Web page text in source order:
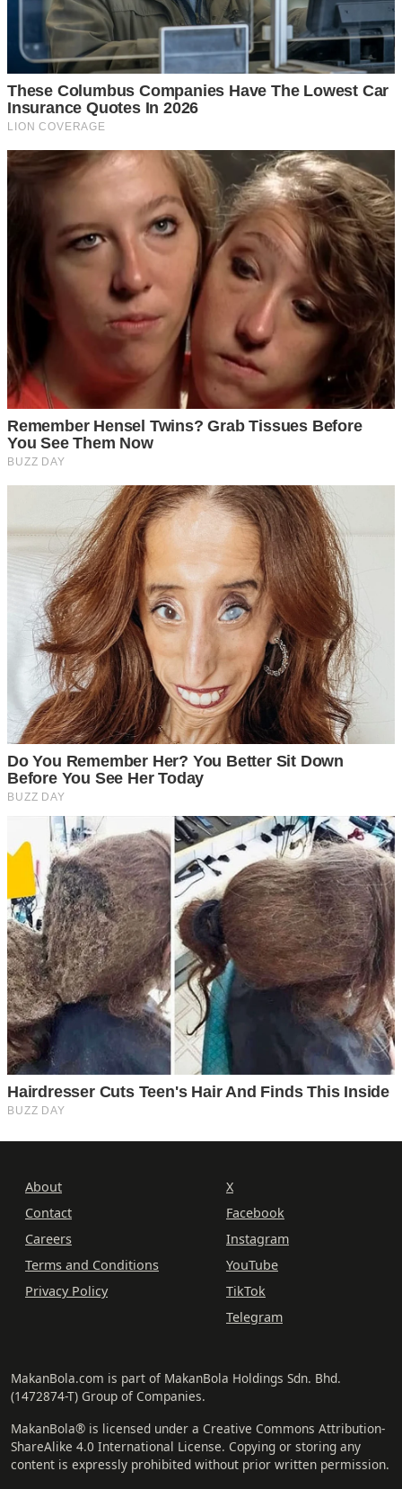
About
Contact
Careers
Terms and Conditions
Privacy Policy
X
Facebook
Instagram
YouTube
TikTok
Telegram
MakanBola.com is part of MakanBola Holdings Sdn. Bhd.
(1472874-T) Group of Companies.
MakanBola® is licensed under a Creative Commons Attribution-
ShareAlike 4.0 International License. Copying or storing any
content is expressly prohibited without prior written permission.